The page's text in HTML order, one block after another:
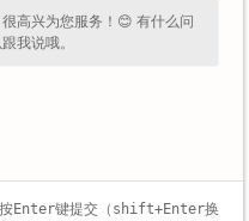
艺要提高30-50公斤
我公司主营产
油设备 废塑料炼油设
高兴为您服务！😊 有什么问
我说哦。